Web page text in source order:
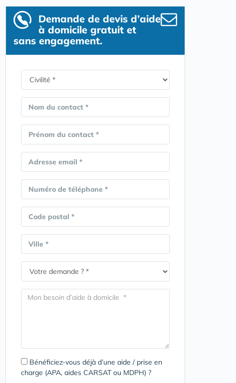
Demande de devis d’aide
à domicile gratuit et
sans engagement.
Nom du contact *
Prénom du contact *
Adresse email *
Numéro de téléphone *
Code postal *
Ville *
Bénéficiez-vous déjà d’une aide / prise en
charge (APA, aides CARSAT ou MDPH) ?